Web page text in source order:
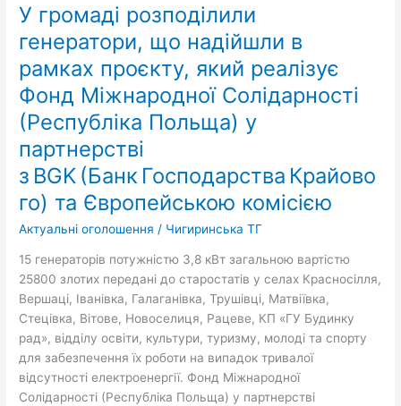
У громаді розподілили
генератори, що надійшли в
рамках проєкту, який реалізує
Фонд Mіжнародної Солідарності
(Республіка Польща) у
партнерстві
з BGK (Банк Господарства Крайово
го) та Європейською комісією
Актуальні оголошення / Чигиринська ТГ
15 генераторів потужністю 3,8 кВт загальною вартістю
25800 злотих передані до старостатів у селах Красносілля,
Вершаці, Іванівка, Галаганівка, Трушівці, Матвіївка,
Стецівка, Вітове, Новоселиця, Рацеве, КП «ГУ Будинку
рад», відділу освіти, культури, туризму, молоді та спорту
для забезпечення їх роботи на випадок тривалої
відсутності електроенергії. Фонд Mіжнародної
Солідарності (Республіка Польща) у партнерстві
розподілили
генератори,
що
надійшли
в
рамках
проєкту,
який
реалізує
Фонд
Mіжнародної
Солідарності
Польща)
у
партнерстві
з BGK (Банк Господарства Крайового)
та
Європейською
комісією